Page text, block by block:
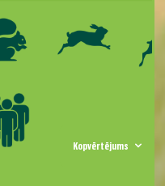
Kopvērtējums